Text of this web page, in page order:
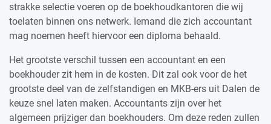
strakke selectie voeren op de boekhoudkantoren die wij
toelaten binnen ons netwerk. Iemand die zich accountant
mag noemen heeft hiervoor een diploma behaald.
Het grootste verschil tussen een accountant en een
boekhouder zit hem in de kosten. Dit zal ook voor de het
grootste deel van de zelfstandigen en MKB-ers uit Dalen de
keuze snel laten maken. Accountants zijn over het
algemeen prijziger dan boekhouders. Om deze reden zullen